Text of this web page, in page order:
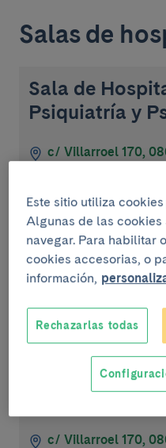
Salas de
Sala de
Psiquiatría y
c/ Villarroel 170,
Dispositivos
Hospital de
Psicología
c/ Villarroel 170,
Este sitio utiliza
Algunas de las cookies
navegar. Para habilitar
cookies accesorias, o
información,
Rechazarlas todas